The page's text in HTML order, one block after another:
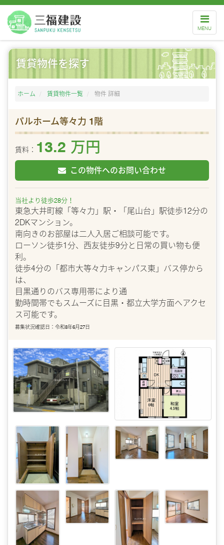
ナ
ビ
ゲ
MENU
賃貸物件を探す
ホーム 賃貸物件一覧 物件 詳細
パルホーム等々力 1階
賃料： 13.2 万円
この物件へのお問い合わせ
当社より徒歩28分！
東急大井町線「等々力」駅・「尾山台」駅徒歩12分の
2DKマンション。
南向きのお部屋は二人入居ご相談可能です。
ローソン徒歩1分、西友徒歩9分と日常の買い物も便
利。
徒歩4分の「都市大等々力キャンパス東」バス停から
は、
目黒通りのバス専用帯により通
勤時間帯でもスムーズに目黒・都立大学方面へアクセ
ス可能です。
募集状況確認日：令和8年6月27日